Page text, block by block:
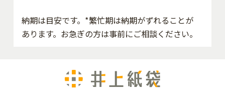
納期は目安です。*繁忙期は納期がずれることが
あります。お急ぎの方は事前にご相談ください。